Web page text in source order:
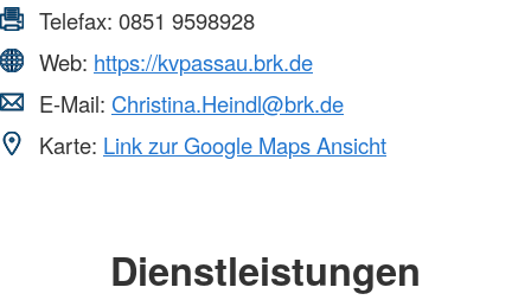
Telefax: 0851 9598928
Web: https://kvpassau.brk.de
E-Mail: Christina.Heindl@brk.de
Karte: Link zur Google Maps Ansicht
Dienstleistungen